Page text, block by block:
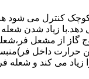
کنترل می شود
زیاد شدن شعله
گاز از مشعل
حرارت داخل
زیاد می کند و شعله